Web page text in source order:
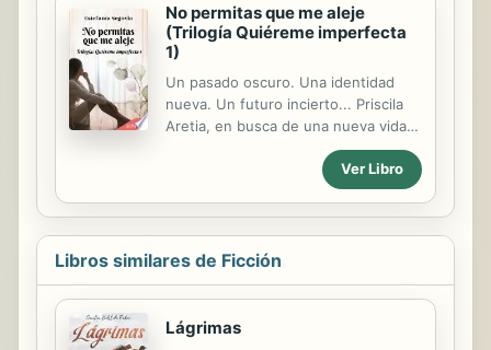
No permitas que me aleje
(Trilogía Quiéreme imperfecta
1)
Un pasado oscuro. Una identidad
nueva. Un futuro incierto... Priscila
Aretia, en busca de una nueva vida,
consigue un empleo en una empresa
de sistemas. Su plan de empezar de
cero parece marchar bien... hasta
que su terrible pasado vuelve a ella.
Kevin Lefton, un apuesto analista de
sistemas experimentado, brilla a nivel
éxito en el amor. Los caminos de
ambos parecen lejanos. Sin embargo,
el destino los une para enfrentar las
Ver Libro
Libros similares de Ficción
Lágrimas